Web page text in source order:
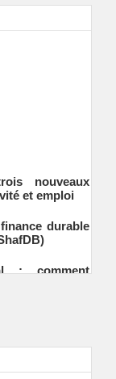
et emploi
durable
: comment
en adhésion
transition et